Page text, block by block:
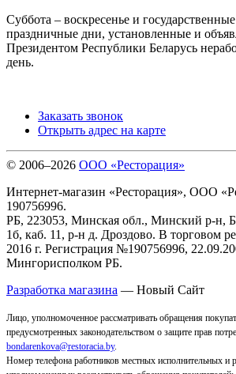
Суббота – воскресенье и
праздничные дни, установленные и
Президентом Республики Беларусь
день.
Заказать звонок
Открыть адрес на карте
© 2006–2026 ООО «Ресторация»
Интернет-магазин «Ресторация», ООО
190756996.
РБ, 223053, Минская обл., Минский р-н,
1б, каб. 11, р-н д. Дроздово. В торговом
2016 г. Регистрация №190756996,
Мингорисполком РБ.
Разработка магазина — Новый Сайт
Лицо, уполномоченное рассматривать обращения
предусмотренных законодательством о защите прав
bondarenkova@restoracia.by.
Номер телефона работников местных исполнительных и